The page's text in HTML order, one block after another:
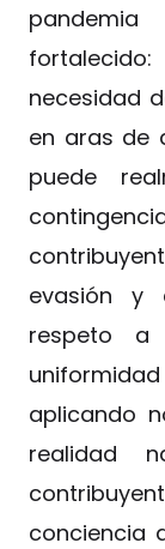
necesidad
en aras de
puede
evasión y
respeto a
aplicando
realidad
conciencia